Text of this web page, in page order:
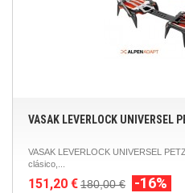
VASAK LEVERLOCK UNIVERSEL
VASAK LEVERLOCK UNIVERSEL
clásico,...
151,20 €180,00 € -16%